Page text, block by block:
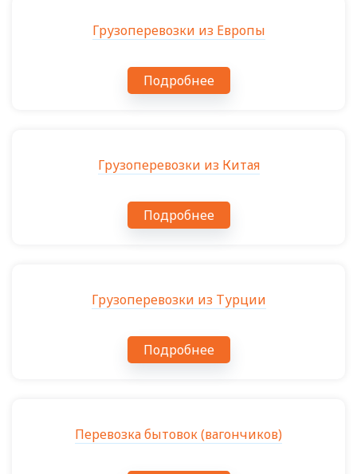
Грузоперевозки из Европы
Подробнее
Грузоперевозки из Китая
Подробнее
Грузоперевозки из Турции
Подробнее
Перевозка бытовок (вагончиков)